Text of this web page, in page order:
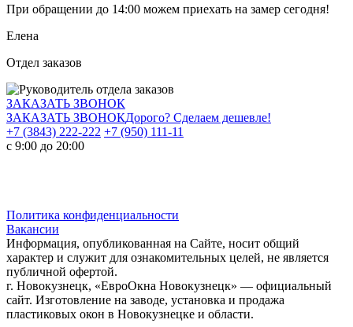
При обращении до 14:00 можем приехать на замер сегодня!
Елена
Отдел заказов
ЗАКАЗАТЬ ЗВОНОК
ЗАКАЗАТЬ ЗВОНОКДорого? Сделаем дешевле!
+7 (3843) 222-222 +7 (950) 111-11
с 9:00 до 20:00
Политика конфиденциальности
Вакансии
Информация, опубликованная на Сайте, носит общий
характер и служит для ознакомительных целей, не является
публичной офертой.
г. Новокузнецк, «ЕвроОкна Новокузнецк» — официальный
сайт. Изготовление на заводе, установка и продажа
пластиковых окон в Новокузнецке и области.